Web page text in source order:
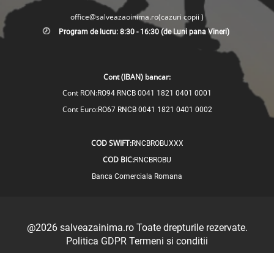
office@salveazaoinima.ro(cazuri copii )
Program de lucru: 8:30 - 16:30 (de Luni pana Vineri)
Cont (IBAN) bancar:
Cont RON:RO94 RNCB 0041 1821 0401 0001
Cont Euro:RO67 RNCB 0041 1821 0401 0002
COD SWIFT:RNCBROBUXXX
COD BIC:RNCBROBU
Banca Comerciala Romana
@2026 salveazainima.roToate drepturile rezervate.
Politica GDPR Termeni si conditii